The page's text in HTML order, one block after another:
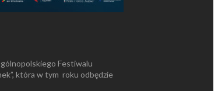
Festiwalu
która w tym roku odbędzie